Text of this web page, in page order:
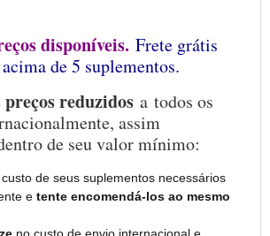
disponíveis. Frete grátis
de5 suplementos.
preços reduzidosa todos os
assim
de seu valor mínimo:
de seus suplementos necessários
etente encomendá-los ao mesmo